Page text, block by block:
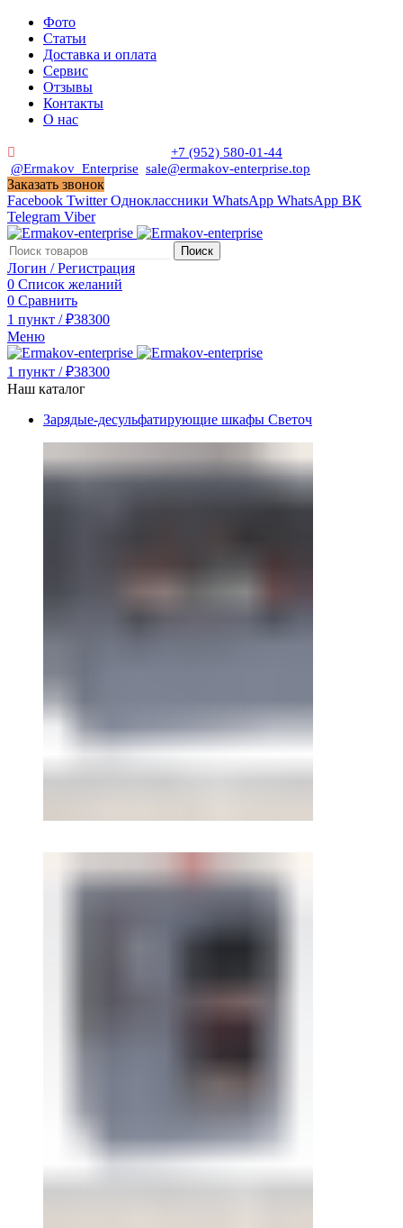
Фото
Статьи
Доставка и оплата
Сервис
Отзывы
Контакты
О нас
+7 (952) 580-01-44
@Ermakov_Enterprise sale@ermakov-enterprise.top
Заказать звонок
Facebook Twitter Одноклассники WhatsApp WhatsApp ВК
Telegram Viber
Поиск
Логин / Регистрация
0 Список желаний
0 Сравнить
1 пункт / ₽38300
Меню
1 пункт / ₽38300
Наш каталог
Зарядые-десульфатирующие шкафы Светоч